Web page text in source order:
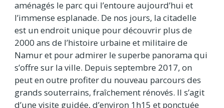
aménagés le parc qui l’entoure aujourd’hui et
l’immense esplanade. De nos jours, la citadelle
est un endroit unique pour découvrir plus de
2000 ans de l’histoire urbaine et militaire de
Namur et pour admirer le superbe panorama qui
s’offre sur la ville. Depuis septembre 2017, on
peut en outre profiter du nouveau parcours des
grands souterrains, fraîchement rénovés. Il s’agit
d’une visite guidée, d’environ 1h15 et ponctuée